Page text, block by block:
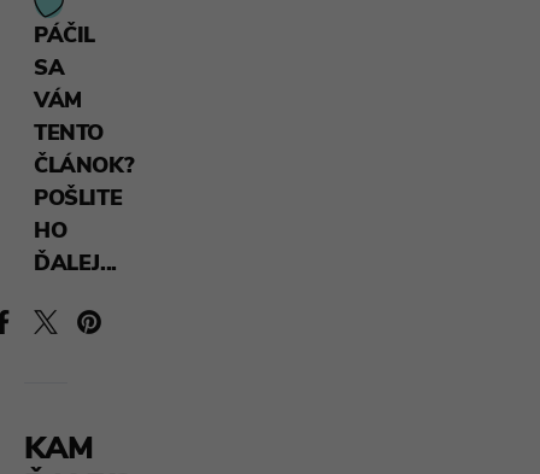
PÁČIL
SA
VÁM
TENTO
ČLÁNOK?
POŠLITE
HO
ĎALEJ...
KAM